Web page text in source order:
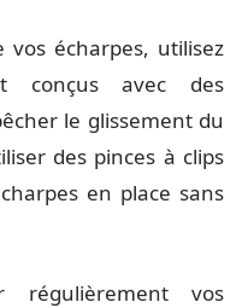
vos écharpes, utilisez
conçus avec des
le glissement du
des pinces à clips
en place sans
régulièrement vos